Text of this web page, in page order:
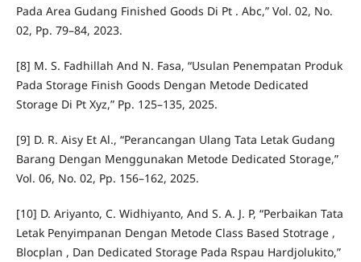
Pada Area Gudang Finished Goods Di Pt . Abc,” Vol. 02, No.
02, Pp. 79–84, 2023.
[8] M. S. Fadhillah And N. Fasa, “Usulan Penempatan Produk
Pada Storage Finish Goods Dengan Metode Dedicated
Storage Di Pt Xyz,” Pp. 125–135, 2025.
[9] D. R. Aisy Et Al., “Perancangan Ulang Tata Letak Gudang
Barang Dengan Menggunakan Metode Dedicated Storage,”
Vol. 06, No. 02, Pp. 156–162, 2025.
[10] D. Ariyanto, C. Widhiyanto, And S. A. J. P, “Perbaikan Tata
Letak Penyimpanan Dengan Metode Class Based Stotrage ,
Blocplan , Dan Dedicated Storage Pada Rspau Hardjolukito,”